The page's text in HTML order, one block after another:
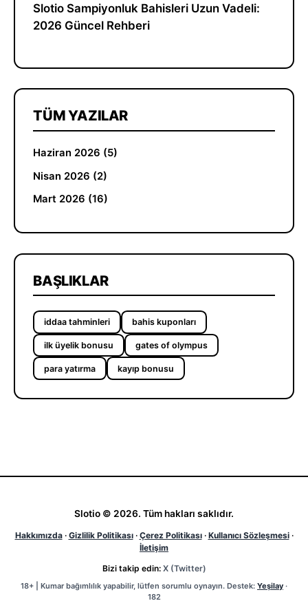
Slotio Sampiyonluk Bahisleri Uzun Vadeli:
2026 Güncel Rehberi
TÜM YAZILAR
Haziran 2026 (5)
Nisan 2026 (2)
Mart 2026 (16)
BAŞLIKLAR
iddaa tahminleri bahis kuponları
ilk üyelik bonusu gates of olympus
para yatırma kayıp bonusu
Slotio © 2026. Tüm hakları saklıdır.
Hakkımızda · Gizlilik Politikası · Çerez Politikası · Kullanıcı Sözleşmesi ·
İletişim
Bizi takip edin: X (Twitter)
18+ | Kumar bağımlılık yapabilir, lütfen sorumlu oynayın. Destek: Yeşilay ·
182